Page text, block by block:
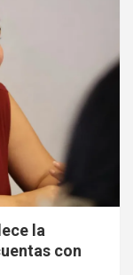
la
con